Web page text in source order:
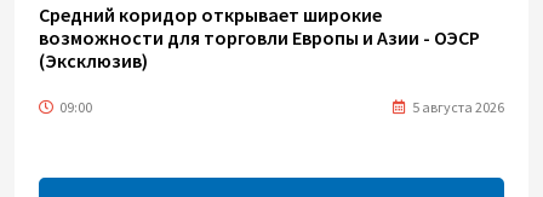
Средний коридор открывает широкие
возможности для торговли Европы и Азии - ОЭСР
(Эксклюзив)
09:00 5 августа 2026
Центральная Азия ускоряет цифровой переход: